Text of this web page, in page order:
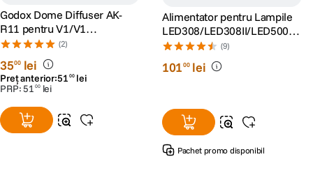
Godox Dome Diffuser AK-
R11 pentru V1/V1
Pro/AD100
Pro/AD200/AD200 Pro
(2)
3500 lei
Preț anterior:51 00 lei
PRP:51 00 lei
Alimentator pentru Lampile
LED308/LED308II/LED500L
R/LEDP260C(9)
10100 lei
Pachet promo disponibil